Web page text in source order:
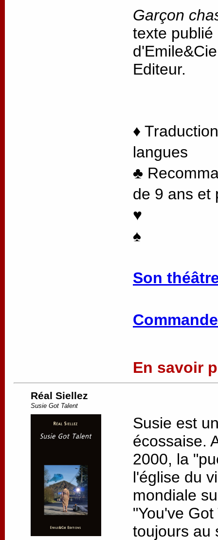
Garçon
texte
Editeur.
♦
langues
♣
de 9 ans et
♥
♠
Son
En savoir
Réal Siellez
Susie Got Talent
Susie est
écossaise.
2000, la
l'église du
mondiale
"You've
toujours au